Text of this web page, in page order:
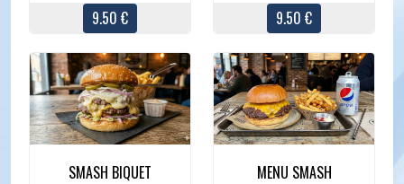
9.50 €
9.50 €
SMASH BIQUET
MENU SMASH